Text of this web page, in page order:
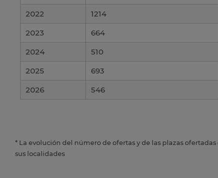
2022
1214
2023
664
2024
510
2025
693
2026
546
* La evolución del número de ofertas y de las plazas
sus localidades